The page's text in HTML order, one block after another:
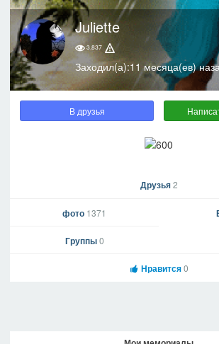
Juliette
3,837
Заходил(а):11 месяца(ев)
В друзья
Друзья2
фото 1371
Группы0
Нравится0